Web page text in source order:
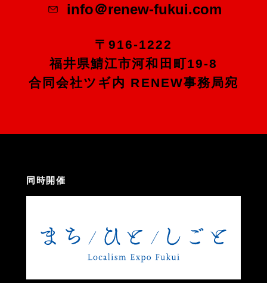
info＠renew-fukui.com
〒916-1222
福井県鯖江市河和田町19-8
合同会社ツギ内 RENEW事務局宛
同時開催